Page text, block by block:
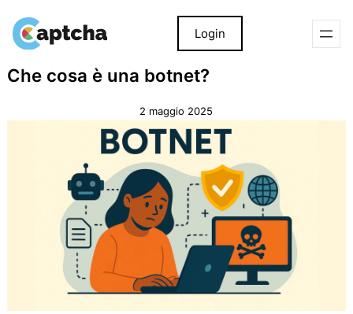
alal
Login
Che cosa è una botnet?
2 maggio 2025